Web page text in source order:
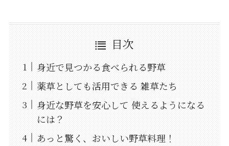
目次
身近で見つかる食べられる野草
薬草としても活用できる 雑草たち
身近な野草を安心して 使えるようになる
には？
あっと驚く、おいしい野草料理！